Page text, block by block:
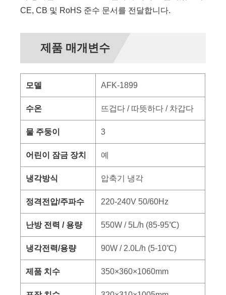
CE, CB 및 RoHS 준수 문서를 전달합니다.
제품 매개변수
모델 AFK-1899
수온 뜨겁다 / 따뜻하다 / 차갑다
물 주둥이 3
어린이 잠금 장치 예
냉각방식 압축기 냉각
정격전압/주파수 220-240V 50/60Hz
난방 전력 / 용량 550W / 5L/h (85-95℃)
냉각전력/용량 90W / 2.0L/h (5-10℃)
제품 치수 350×360×1060mm